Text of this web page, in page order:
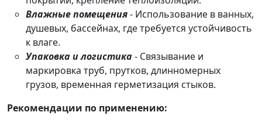
Влажные помещения- Использование в ванных,
душевых, бассейнах, где требуется устойчивость
к влаге.
Упаковка и логистика- Связывание и
маркировка труб, прутков, длинномерных
грузов, временная герметизация стыков.
Рекомендации по применению: